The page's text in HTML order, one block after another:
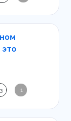
это
1